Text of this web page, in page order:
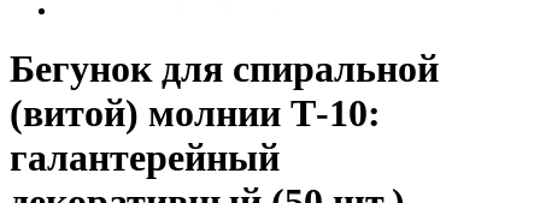
Бегунок для спиральной
(витой) молнии Т-10:
галантерейный